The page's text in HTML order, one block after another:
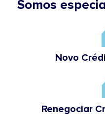
Somos
Novo
Renegociar